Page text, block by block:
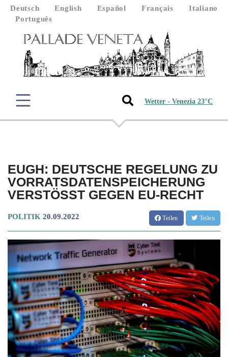
Deutsch English Español Français
Italiano
Português
Wetter - Venezia 23°C
EUGH: DEUTSCHE REGELUNG ZU
VORRATSDATENSPEICHERUNG
VERSTÖSST GEGEN EU-RECHT
POLITIK 20.09.2022 Teilen Teilen